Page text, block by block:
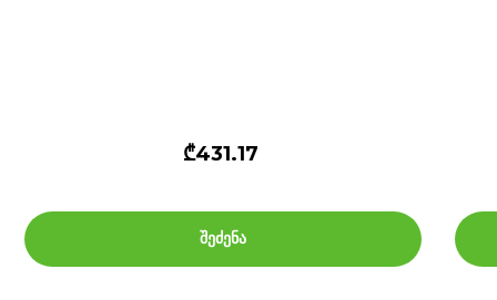
₾431.17
შეძენა